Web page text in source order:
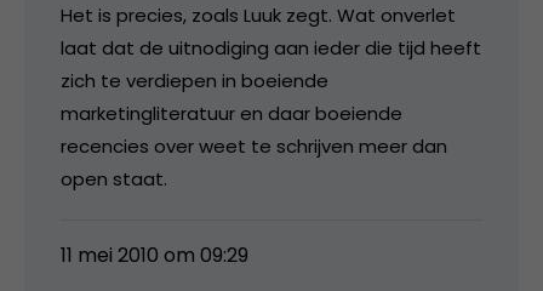
Het is precies, zoals Luuk zegt. Wat onverlet
laat dat de uitnodiging aan ieder die tijd heeft
zich te verdiepen in boeiende
marketingliteratuur en daar boeiende
recencies over weet te schrijven meer dan
open staat.
11 mei 2010 om 09:29